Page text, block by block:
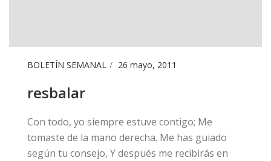
BOLETÍN SEMANAL 26 mayo, 2011
resbalar
​​Con todo, yo siempre estuve contigo; Me
tomaste de la mano derecha. Me has guiado
según tu consejo, Y después me recibirás en